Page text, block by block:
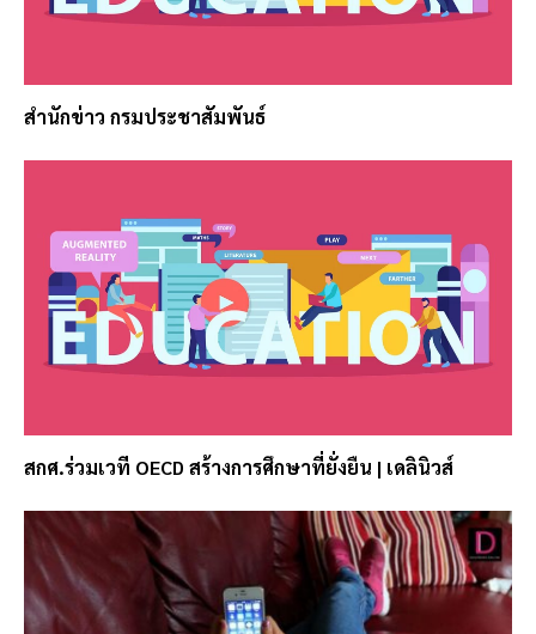
สำนักข่าว กรมประชาสัมพันธ์
สกศ.ร่วมเวที OECD สร้างการศึกษาที่ยั่งยืน | เดลินิวส์